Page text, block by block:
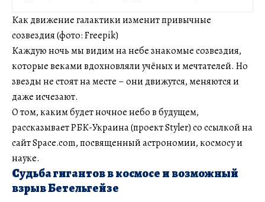
Как движение галактики изменит привычные
созвездия (фото: Freepik)
Каждую ночь мы видим на небе знакомые созвездия,
которые веками вдохновляли учёных и мечтателей. Но
звезды не стоят на месте – они движутся, меняются и
даже исчезают.
О том, каким будет ночное небо в будущем,
рассказывает РБК-Украина (проект Styler) со ссылкой на
сайт Space.com, посвященный астрономии, космосу и
науке.
Судьба гигантов в космосе и возможный
взрыв Бетельгейзе